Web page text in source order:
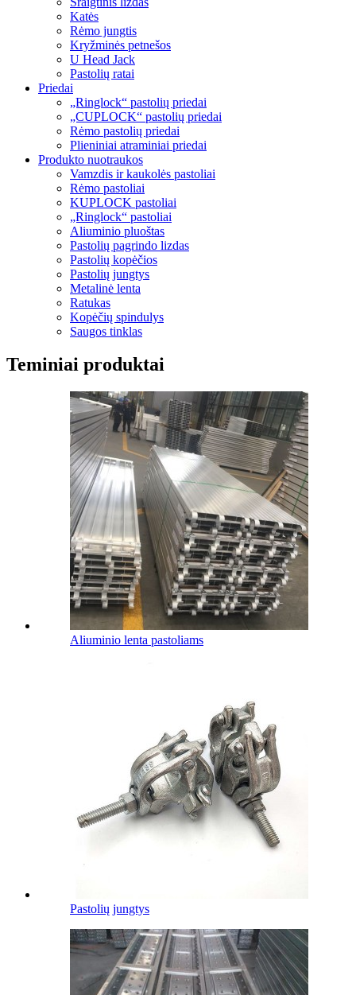
Katės
Rėmo jungtis
Kryžminės petnešos
U Head Jack
Pastolių ratai
Priedai
„Ringlock“ pastolių priedai
„CUPLOCK“ pastolių priedai
Rėmo pastolių priedai
Plieniniai atraminiai priedai
Produkto nuotraukos
Vamzdis ir kaukolės pastoliai
Rėmo pastoliai
KUPLOCK pastoliai
„Ringlock“ pastoliai
Aliuminio pluoštas
Pastolių pagrindo lizdas
Pastolių kopėčios
Pastolių jungtys
Metalinė lenta
Ratukas
Kopėčių spindulys
Saugos tinklas
Teminiai produktai
Aliuminio lenta pastoliams
Pastolių jungtys